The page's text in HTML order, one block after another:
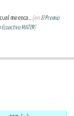
me enca... (en:El Premio
MATER)